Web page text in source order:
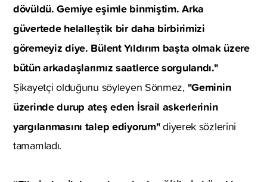
dövüldü. Gemiye eşimle binmiştim. Arka
güvertede helalleştik bir daha birbirimizi
göremeyiz diye. Bülent Yıldırım başta olmak üzere
bütün arkadaşlarımız saatlerce sorgulandı."
Şikayetçi olduğunu söyleyen Sönmez, "Geminin
üzerinde durup ateş eden İsrail askerlerinin
yargılanmasını talep ediyorum"diyerek sözlerini
tamamladı.